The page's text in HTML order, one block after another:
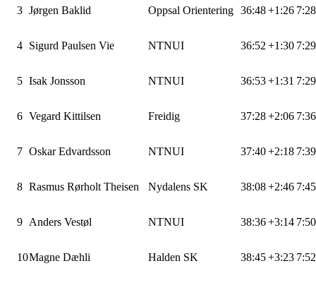
3 Jørgen Baklid Oppsal Orientering 36:48+1:26
4 Sigurd Paulsen Vie NTNUI 36:52 +1:30
5 Isak Jonsson NTNUI 36:53+1:31
6 Vegard Kittilsen Freidig 37:28+2:06
7 Oskar Edvardsson NTNUI 37:40+2:18
8 Rasmus Rørholt Theisen Nydalens SK 38:08+2:46
9 Anders Vestøl NTNUI 38:36+3:14
10Magne Dæhli Halden SK 38:45+3:23 7:52